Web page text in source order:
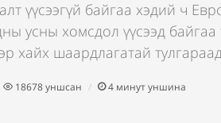
үүсээгүй байгаа хэдий ч
усны хомсдол үүсээд байгаа
хайх шаардлагатай
18678уншсан 4 минут уншина